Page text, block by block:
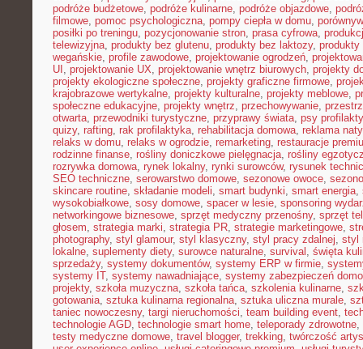
podróże budżetowe, podróże kulinarne, podróże objazdowe,
filmowe, pomoc psychologiczna, pompy ciepła w domu,
posiłki po treningu, pozycjonowanie stron, prasa cyfrowa,
telewizyjna, produkty bez glutenu, produkty bez laktozy, produkty
wegańskie, profile zawodowe, projektowanie ogrodzeń,
UI , projektowanie UX, projektowanie wnętrz biurowych, projekty
projekty ekologiczne społeczne, projekty graficzne firmowe,
krajobrazowe wertykalne, projekty kulturalne, projekty meblowe,
społeczne edukacyjne, projekty wnętrz, przechowywanie,
otwarta, przewodniki turystyczne, przyprawy świata, psy
quizy, rafting, rak profilaktyka, rehabilitacja domowa, reklama
relaks w domu, relaks w ogrodzie, remarketing, restauracje
rodzinne finanse, rośliny doniczkowe pielęgnacja, rośliny
rozrywka domowa, rynek lokalny, rynki surowców, rysunek
SEO techniczne, serowarstwo domowe, sezonowe owoce,
skincare routine, składanie modeli, smart budynki, smart energia,
wysokobiałkowe, sosy domowe, spacer w lesie, sponsoring
networkingowe biznesowe, sprzęt medyczny przenośny, sprzęt
głosem, strategia marki, strategia PR, strategie marketingowe,
photography, styl glamour, styl klasyczny, styl pracy zdalnej, styl
lokalne, suplementy diety, surowce naturalne, survival , święta
sprzedaży, systemy dokumentów, systemy ERP w firmie,
systemy IT, systemy nawadniające, systemy zabezpieczeń
projekty, szkoła muzyczna, szkoła tańca, szkolenia kulinarne,
gotowania, sztuka kulinarna regionalna, sztuka uliczna murale,
taniec nowoczesny, targi nieruchomości, team building event,
technologie AGD, technologie smart home, teleporady zdrowotne,
testy medyczne domowe, travel blogger, trekking, twórczość